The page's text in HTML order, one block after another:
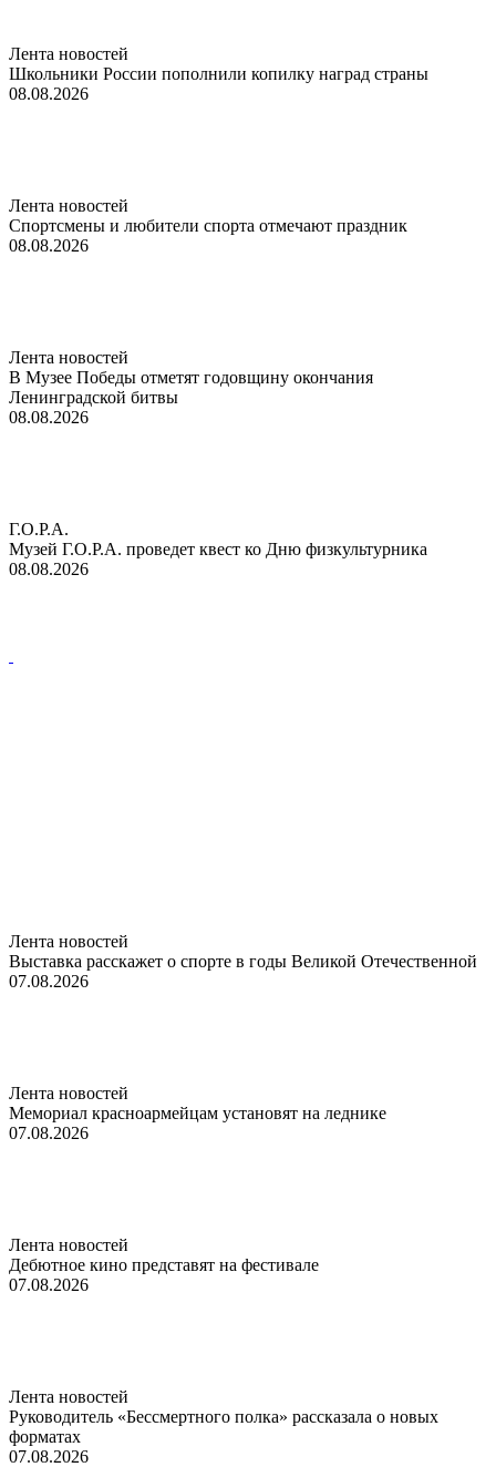
Лента новостей
Школьники России пополнили копилку наград страны
08.08.2026
Лента новостей
Спортсмены и любители спорта отмечают праздник
08.08.2026
Лента новостей
В Музее Победы отметят годовщину окончания
Ленинградской битвы
08.08.2026
Г.О.Р.А.
Музей Г.О.Р.А. проведет квест ко Дню физкультурника
08.08.2026
Лента новостей
Выставка расскажет о спорте в годы Великой Отечественной
07.08.2026
Лента новостей
Мемориал красноармейцам установят на леднике
07.08.2026
Лента новостей
Дебютное кино представят на фестивале
07.08.2026
Лента новостей
Руководитель «Бессмертного полка» рассказала о новых
форматах
07.08.2026